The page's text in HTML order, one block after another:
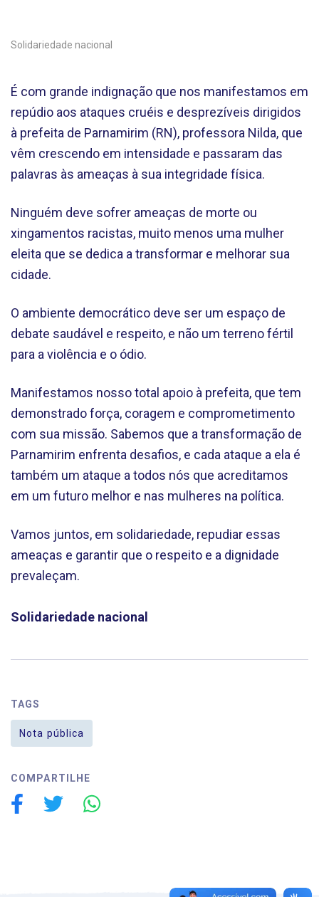
Solidariedade nacional
É com grande indignação que nos manifestamos em
repúdio aos ataques cruéis e desprezíveis dirigidos
à prefeita de Parnamirim (RN), professora Nilda, que
vêm crescendo em intensidade e passaram das
palavras às ameaças à sua integridade física.
Ninguém deve sofrer ameaças de morte ou
xingamentos racistas, muito menos uma mulher
eleita que se dedica a transformar e melhorar sua
cidade.
O ambiente democrático deve ser um espaço de
debate saudável e respeito, e não um terreno fértil
para a violência e o ódio.
Manifestamos nosso total apoio à prefeita, que tem
demonstrado força, coragem e comprometimento
com sua missão. Sabemos que a transformação de
Parnamirim enfrenta desafios, e cada ataque a ela é
também um ataque a todos nós que acreditamos
em um futuro melhor e nas mulheres na política.
Vamos juntos, em solidariedade, repudiar essas
ameaças e garantir que o respeito e a dignidade
prevaleçam.
Solidariedade nacional
TAGS
Nota pública
COMPARTILHE